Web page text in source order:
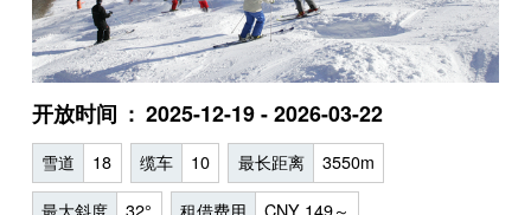
开放时间 2025-12-19 - 2026-03-22
雪道 18 缆车 10 最长距离 3550m
最大斜度 32° 租借费用 CNY 149～